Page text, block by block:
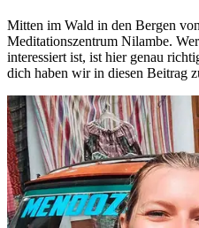
Mitten im Wald in den Bergen
Meditationszentrum Nilambe.
interessiert ist, ist hier genau
dich haben wir in diesen Beitrag